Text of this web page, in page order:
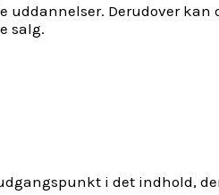
uddannelser. Derudover
salg.
i det indhold,